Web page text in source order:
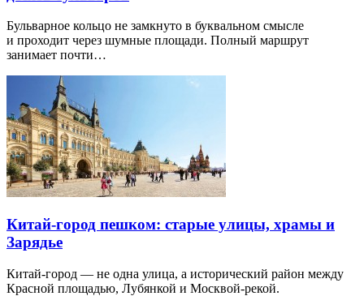
Бульварное кольцо не замкнуто в буквальном смысле
и проходит через шумные площади. Полный маршрут
занимает почти…
Китай-город пешком: старые улицы, храмы и
Зарядье
Китай-город — не одна улица, а исторический район между
Красной площадью, Лубянкой и Москвой-рекой.